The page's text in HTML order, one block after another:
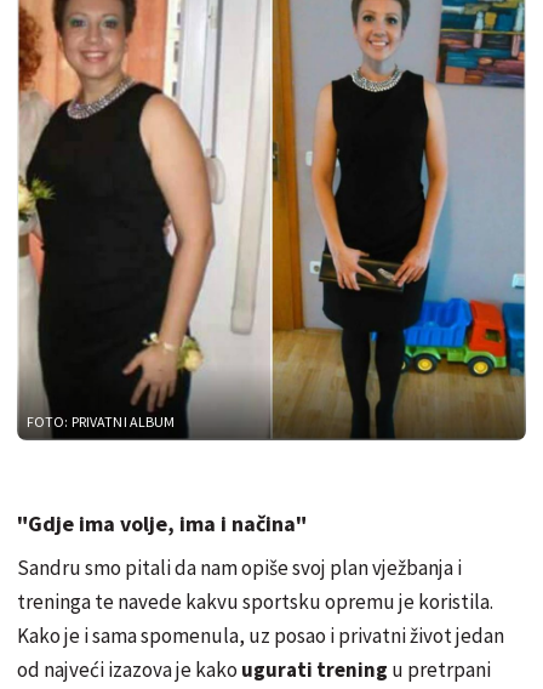
FOTO: PRIVATNI ALBUM
"Gdje ima volje, ima i načina"
Sandru smo pitali da nam opiše svoj plan vježbanja i
treninga te navede kakvu sportsku opremu je koristila.
Kako je i sama spomenula, uz posao i privatni život jedan
od najveći izazova je kako ugurati trening u pretrpani